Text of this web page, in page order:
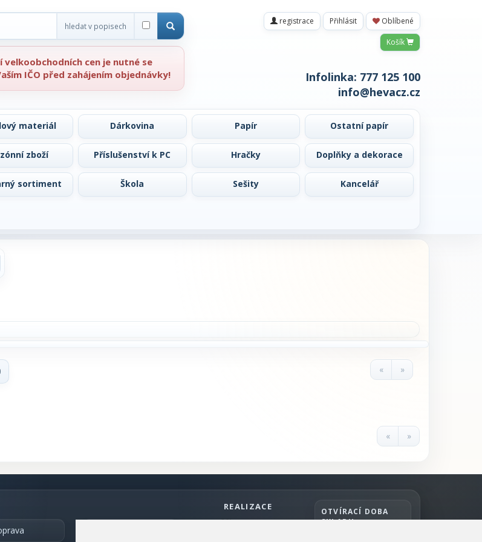
hledat v popisech
velkoobchodních cen je nutné se
IČO před zahájením objednávky!
registrace Přihlásit Oblíbené
Košík
Infolinka: 777 125 100
info@hevacz.cz
materiál Dárkovina Papír Ostatní papír
zboží Příslušenství k PC Hračky Doplňky a dekorace
sortiment Škola Sešity Kancelář
« »
« »
REALIZACE
OTVÍRACÍ DOBA
SKLADU